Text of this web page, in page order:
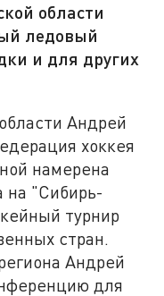
области
ледовый
и для других
Андрей
хоккея
намерена
на "Сибирь-
турнир
стран.
Андрей
для